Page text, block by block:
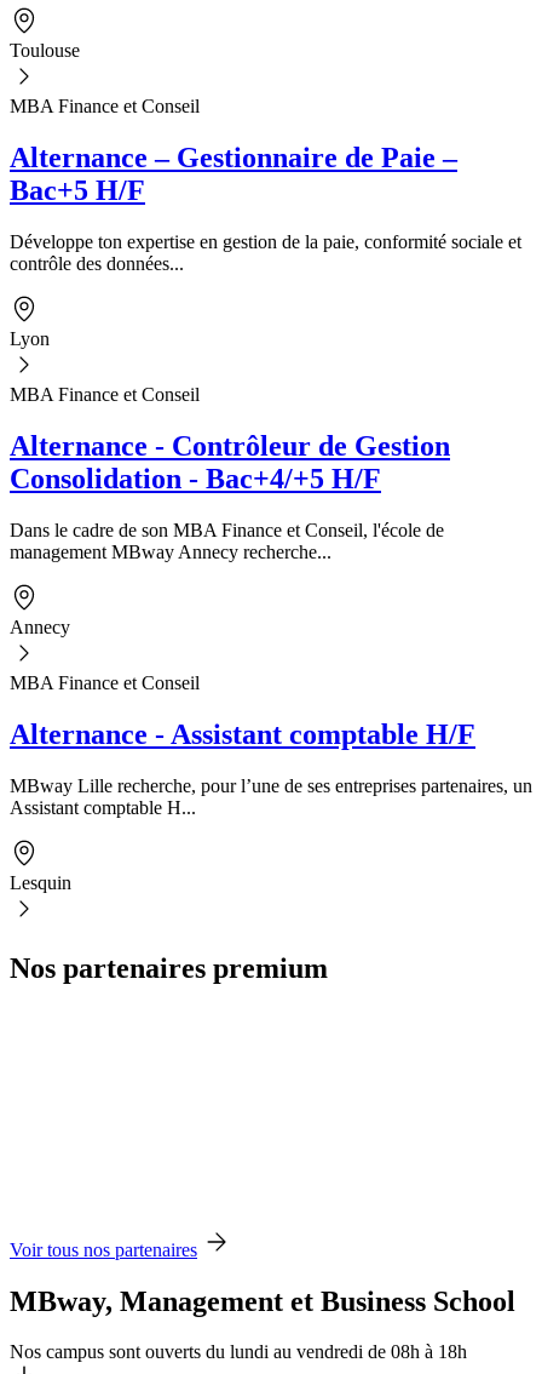
Toulouse
MBA Finance et Conseil
Alternance – Gestionnaire de Paie –
Bac+5 H/F
Développe ton expertise en gestion de la paie, conformité sociale et
contrôle des données...
Lyon
MBA Finance et Conseil
Alternance - Contrôleur de Gestion
Consolidation - Bac+4/+5 H/F
Dans le cadre de son MBA Finance et Conseil, l'école de
management MBway Annecy recherche...
Annecy
MBA Finance et Conseil
Alternance - Assistant comptable H/F
MBway Lille recherche, pour l’une de ses entreprises partenaires, un
Assistant comptable H...
Lesquin
Nos partenaires premium
Voir tous nos partenaires
MBway, Management et Business School
Nos campus sont ouverts du lundi au vendredi de 08h à 18h